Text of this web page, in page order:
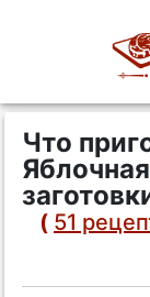
Что
( 51